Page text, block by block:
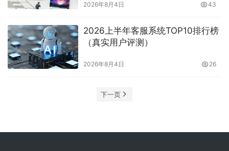
2026年8月4日 43
2026上半年客服系统TOP10排行榜
（真实用户评测）
2026年8月4日 26
下一页